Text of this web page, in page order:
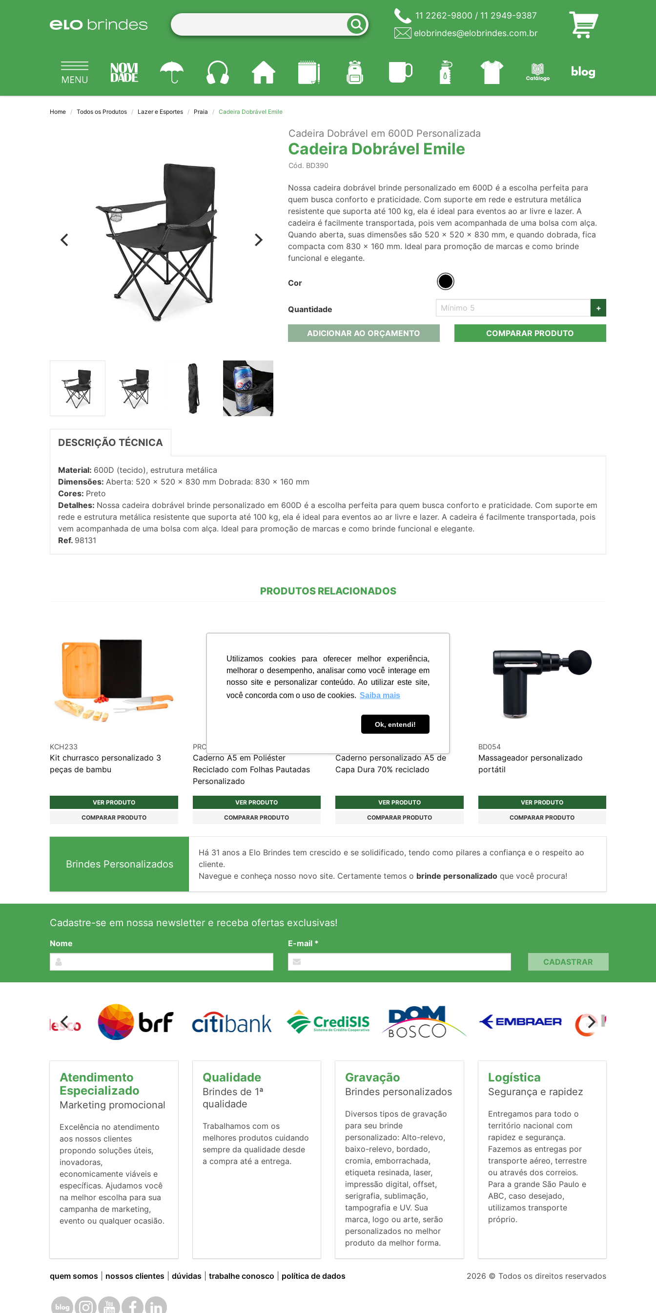
Utilizamos cookies para oferecer melhor experiência,
melhorar o desempenho, analisar como você interage em
nosso site e personalizar conteúdo. Ao utilizar este site,
você concorda com o uso de cookies. Saiba mais
Ok, entendi!
11 2262-9800 / 11 2949-9387
elobrindes@elobrindes.com.br
Home Todos os Produtos Lazer e Esportes Praia Cadeira Dobrável Emile
Cadeira Dobrável em 600D Personalizada
Cadeira Dobrável Emile
Cód. BD390
Nossa cadeira dobrável brinde personalizado em 600D é a escolha perfeita para
quem busca conforto e praticidade. Com suporte em rede e estrutura metálica
resistente que suporta até 100 kg, ela é ideal para eventos ao ar livre e lazer. A
cadeira é facilmente transportada, pois vem acompanhada de uma bolsa com alça.
Quando aberta, suas dimensões são 520 x 520 x 830 mm, e quando dobrada, fica
compacta com 830 x 160 mm. Ideal para promoção de marcas e como brinde
funcional e elegante.
Cor
Quantidade +
ADICIONAR AO ORÇAMENTO COMPARAR PRODUTO
DESCRIÇÃO TÉCNICA
Material: 600D (tecido), estrutura metálica
Dimensões: Aberta: 520 x 520 x 830 mm Dobrada: 830 x 160 mm
Cores: Preto
Detalhes: Nossa cadeira dobrável brinde personalizado em 600D é a escolha perfeita para quem busca conforto e praticidade. Com suporte em
rede e estrutura metálica resistente que suporta até 100 kg, ela é ideal para eventos ao ar livre e lazer. A cadeira é facilmente transportada, pois
vem acompanhada de uma bolsa com alça. Ideal para promoção de marcas e como brinde funcional e elegante.
Ref. 98131
PRODUTOS RELACIONADOS
KCH233
Kit churrasco personalizado 3
peças de bambu
VER PRODUTO
COMPARAR PRODUTO
PRC344
Caderno A5 em Poliéster
Reciclado com Folhas Pautadas
Personalizado
VER PRODUTO
COMPARAR PRODUTO
Caderno personalizado A5 de
Capa Dura 70% reciclado
VER PRODUTO
COMPARAR PRODUTO
BD054
Massageador personalizado
portátil
VER PRODUTO
COMPARAR PRODUTO
Brindes Personalizados
Há 31 anos a Elo Brindes tem crescido e se solidificado, tendo como pilares a confiança e o respeito ao
cliente.
Navegue e conheça nosso novo site. Certamente temos o brinde personalizado que você procura!
Cadastre-se em nossa newsletter e receba ofertas exclusivas!
Nome
E-mail *
CADASTRAR
Atendimento
Especializado
Marketing promocional
Excelência no atendimento
aos nossos clientes
propondo soluções úteis,
inovadoras,
economicamente viáveis e
específicas. Ajudamos você
na melhor escolha para sua
campanha de marketing,
evento ou qualquer ocasião.
Qualidade
Brindes de 1ª
qualidade
Trabalhamos com os
melhores produtos cuidando
sempre da qualidade desde
a compra até a entrega.
Gravação
Brindes personalizados
Diversos tipos de gravação
para seu brinde
personalizado: Alto-relevo,
baixo-relevo, bordado,
cromia, emborrachada,
etiqueta resinada, laser,
impressão digital, offset,
serigrafia, sublimação,
tampografia e UV. Sua
marca, logo ou arte, serão
personalizados no melhor
produto da melhor forma.
Logística
Segurança e rapidez
Entregamos para todo o
território nacional com
rapidez e segurança.
Fazemos as entregas por
transporte aéreo, terrestre
ou através dos correios.
Para a grande São Paulo e
ABC, caso desejado,
utilizamos transporte
próprio.
quem somos nossos clientes dúvidas trabalhe conosco política de dados 2026 © Todos os direitos reservados